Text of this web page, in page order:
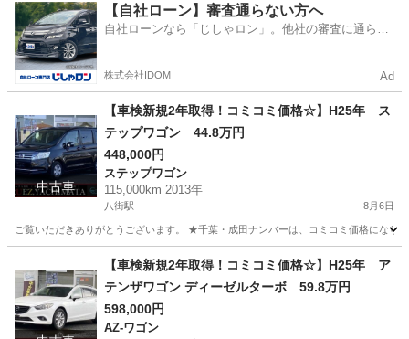
千葉 八街市 八街駅 ミラ ミラココア
【自社ローン】審査通らない方へ
自社ローンなら「じしゃロン」。他社の審査に通らな
株式会社IDOM Ad
中古車
【車検新規2年取得！コミコミ価格☆】H25年 ス
テップワゴン 44.8万円
448,000円
ステップワゴン
115,000km 2013年
八街駅 8月6日
ご覧いただきありがとうございます。 ★千葉・成田ナンバーは、コミコミ価格にな
八街駅 ステップワゴン 走行距離
【車検新規2年取得！コミコミ価格☆】H25年 ア
テンザワゴン ディーゼルターボ 59.8万円
598,000円
AZ-ワゴン